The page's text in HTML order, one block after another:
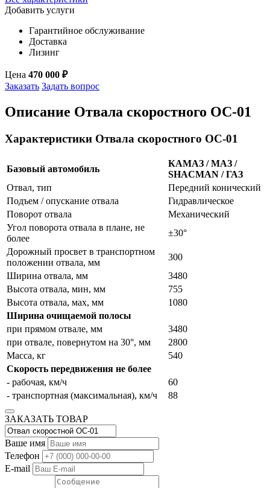
Добавить услуги
Гарантийное обслуживание
Доставка
Лизинг
Цена 470 000 ₽
Заказать Задать вопрос
Описание Отвала скоростного ОС-01
Характеристики Отвала скоростного ОС-01
Базовый автомобиль
КАМАЗ / МАЗ /
SHACMAN / ГАЗ
Отвал, тип
Передний конический
Подъем / опускание отвала
Гидравлическое
Поворот отвала
Механический
Угол поворота отвала в плане, не
более
±30°
Дорожный просвет в транспортном
положении отвала, мм
300
Ширина отвала, мм
3480
Высота отвала, мин, мм
755
Высота отвала, мах, мм
1080
Ширина очищаемой полосы
при прямом отвале, мм
3480
при отвале, повернутом на 30°, мм
2800
Масса, кг
540
Скорость передвижения не более
- рабочая, км/ч
60
- транспортная (максимальная), км/ч
88
ЗАКАЗАТЬ ТОВАР
Ваше имя
Телефон
E-mail